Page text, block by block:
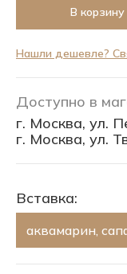
В корзину
Нашли дешевле?
Доступно в
г. Москва, ул.
г. Москва, ул.
Вставка:
аквамарин,